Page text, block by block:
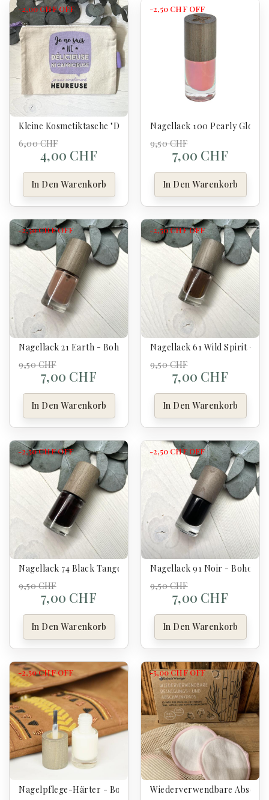
Kleine Kosmetiktasche "DELICIEUSE"
6,00 CHF
-2,00 CHFOFF
4,00 CHF
In Den Warenkorb
Nagellack 100 Pearly Glow -
9,50 CHF
-2,50 CHF OFF
7,00 CHF
In Den Warenkorb
Nagellack 21 Earth - Boho
9,50 CHF
-2,50 CHFOFF
7,00 CHF
In Den Warenkorb
Nagellack 61 Wild Spirit -
9,50 CHF
-2,50 CHFOFF
7,00 CHF
In Den Warenkorb
Nagellack 74 Black Tango - Boho
9,50 CHF
-2,50 CHFOFF
7,00 CHF
In Den Warenkorb
Nagellack 91 Noir - Boho
9,50 CHF
-2,50 CHF OFF
7,00 CHF
In Den Warenkorb
Nagelpflege-Härter - Boho
-2,50 CHFOFF
Wiederverwendbare
-5,00 CHFOFF